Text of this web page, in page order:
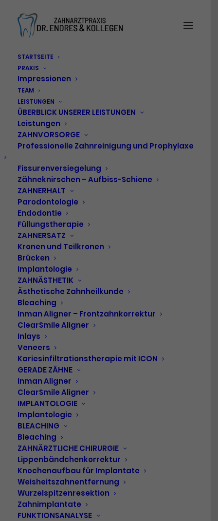
STARTSEITE
PRAXIS
Impressionen
TEAM
LEISTUNGEN
ÜBERBLICK UNSERER LEISTUNGEN
Leistungen
ZAHNVORSORGE
Professionelle Zahnreinigung und Prophylaxe
Fissurenversiegelung
Zähneknirschen – Aufbiss-Schiene
ZAHNERHALT
Parodontologie
Endodontie
Füllungstherapie
ZAHNERSATZ
Kronen und Teilkronen
Brücken
Implantologie
ZAHNÄSTHETIK
Ästhetische Zahnheilkunde
Bleaching
Inman Aligner – Frontzahnkorrektur
ClearSmile Aligner
Inlays
Veneers
Kariesinfiltrationstherapie mit ICON
GERADE ZÄHNE
Inman Aligner
ClearSmile Aligner
IMPLANTOLOGIE
Implantologie
BLEACHING
Bleaching
ZAHNÄRZTLICHE CHIRURGIE
Lippenbändchenkorrektur
Knochenaufbau für Implantate
Weisheitszahnentfernung
Wurzelspitzenresektion
Zahnimplantate
FUNKTIONSANALYSE
Sabrina Rosenkranz –
Zahnmedizinische
Fachangestellte
Ich bin seit Juli 2016 in der Zahnarztpraxis Endres
& Kollegen tätig. Meine Ausbildung habe ich von
2013 bis 2016 in einer anderen Zahnarztpraxis
absolviert. Zu meinen Aufgabenbereich zählt
die Assistenz von allen zahnärztlichen
Behandlungen. Große Freude bereitet mir die
Assistenz und die Betreuung unserer Patienten
bei chirurgischen Eingriffen.